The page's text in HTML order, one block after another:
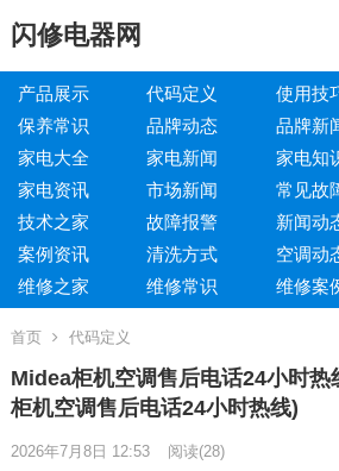
闪修电器网
产品展示 代码定义 使用技
保养常识
品牌动态 品牌新
家电大全
家电新闻 家电知
家电资讯
市场新闻 常见故
技术之家
故障报警 新闻动
案例资讯
清洗方式 空调动
维修之家
维修常识 维修案
首页 代码定义
Midea柜机空调售后电话24小时
柜机空调售后电话24小时热线)
2026年7月8日 12:53 阅读(28)